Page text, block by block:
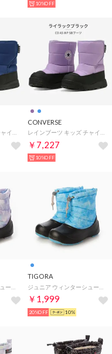
10%OFF
CONVERSE
￥7,227
10%OFF
TIGORA
￥1,999
20%OFF 10%